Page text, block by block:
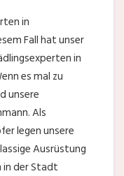
in
Fall hat unser
in
es mal zu
unsere
Als
legen unsere
Ausrüstung
in der Stadt